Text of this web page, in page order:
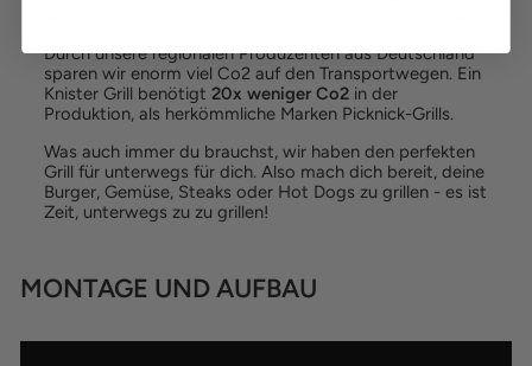
Durch unsere regionalen Produzenten aus Deutschland
sparen wir enorm viel Co2 auf den Transportwegen. Ein
Knister Grill benötigt 20x weniger Co2 in der
Produktion, als herkömmliche Marken Picknick-Grills.
Was auch immer du brauchst, wir haben den perfekten
Grill für unterwegs für dich. Also mach dich bereit, deine
Burger, Gemüse, Steaks oder Hot Dogs zu grillen - es ist
Zeit, unterwegs zu zu grillen!
MONTAGE UND AUFBAU